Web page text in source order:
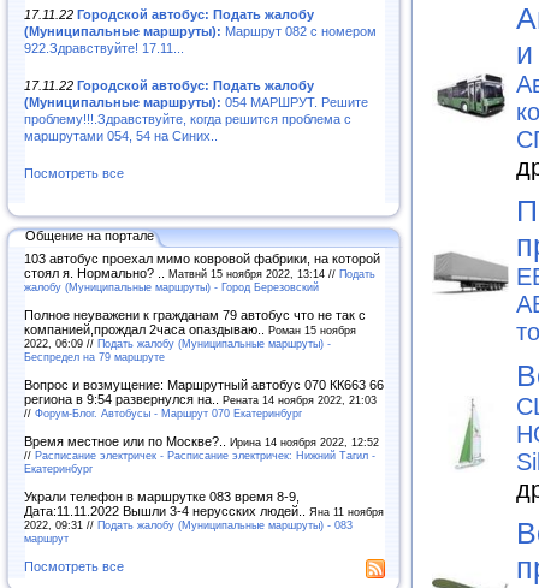
17.11.22 Городской автобус: Подать жалобу
(Муниципальные маршруты): Маршрут 082 с номером
922.Здравствуйте! 17.11...
17.11.22 Городской автобус: Подать жалобу
(Муниципальные маршруты): 054 МАРШРУТ. Решите
проблему!!!.Здравствуйте, когда решится проблема с
маршрутами 054, 54 на Синих..
Посмотреть все
Общение на портале
103 автобус проехал мимо ковровой фабрики, на которой
стоял я. Нормально? .. Матвнй 15 ноября 2022, 13:14 // Подать
жалобу (Муниципальные маршруты) - Город Березовский
Полное неуважени к гражданам 79 автобус что не так с
компанией,прождал 2часа опаздываю.. Роман 15 ноября
2022, 06:09 // Подать жалобу (Муниципальные маршруты) -
Беспредел на 79 маршруте
Вопрос и возмущение: Маршрутный автобус 070 КК663 66
региона в 9:54 развернулся на.. Рената 14 ноября 2022, 21:03
// Форум-Блог. Автобусы - Маршрут 070 Екатеринбург
Время местное или по Москве?.. Ирина 14 ноября 2022, 12:52
// Расписание электричек - Расписание электричек: Нижний Тагил -
Екатеринбург
Украли телефон в маршрутке 083 время 8-9,
Дата:11.11.2022 Вышли 3-4 нерусских людей.. Яна 11 ноября
2022, 09:31 // Подать жалобу (Муниципальные маршруты) - 083
маршрут
Посмотреть все